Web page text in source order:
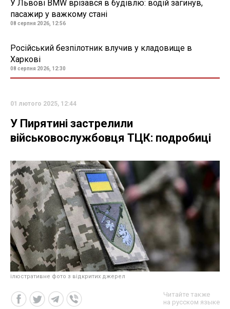
У Львові BMW врізався в будівлю: водій загинув,
пасажир у важкому стані
08 серпня 2026, 12:56
Російський безпілотник влучив у кладовище в
Харкові
08 серпня 2026, 12:30
01 лютого 2025, 12:44
У Пирятині застрелили
військовослужбовця ТЦК: подробиці
ілюстративне фото з відкритих джерел
Читайте также
на русском языке